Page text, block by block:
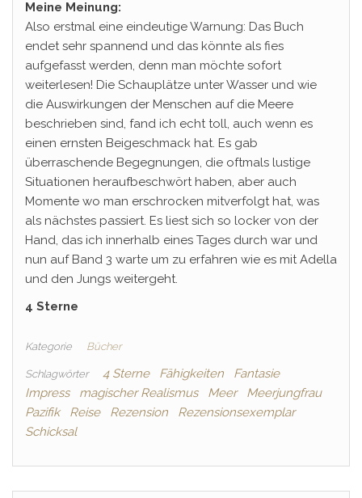
Meine Meinung:
Also erstmal eine eindeutige Warnung: Das Buch
endet sehr spannend und das könnte als fies
aufgefasst werden, denn man möchte sofort
weiterlesen! Die Schauplätze unter Wasser und wie
die Auswirkungen der Menschen auf die Meere
beschrieben sind, fand ich echt toll, auch wenn es
einen ernsten Beigeschmack hat. Es gab
überraschende Begegnungen, die oftmals lustige
Situationen heraufbeschwört haben, aber auch
Momente wo man erschrocken mitverfolgt hat, was
als nächstes passiert. Es liest sich so locker von der
Hand, das ich innerhalb eines Tages durch war und
nun auf Band 3 warte um zu erfahren wie es mit Adella
und den Jungs weitergeht.
4 Sterne
Kategorie Bücher
Schlagwörter 4 Sterne Fähigkeiten
Fantasie
Impress
magischer Realismus Meer
Meerjungfrau
Pazifik
Reise Rezension
Rezensionsexemplar
Schicksal